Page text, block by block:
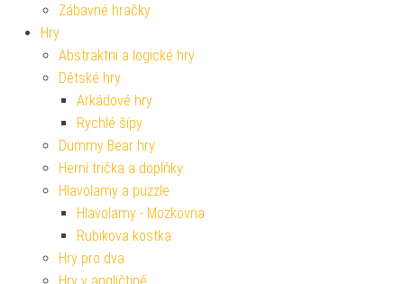
Zábavné hračky
Hry
Abstraktní a logické hry
Dětské hry
Arkádové hry
Rychlé šípy
Dummy Bear hry
Herní trička a doplňky
Hlavolamy a puzzle
Hlavolamy - Mozkovna
Rubikova kostka
Hry pro dva